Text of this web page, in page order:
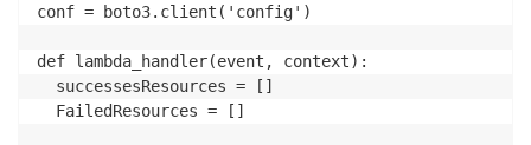
conf = boto3.client('config')
def lambda_handler(event, context):
  successesResources = []
  FailedResources = []